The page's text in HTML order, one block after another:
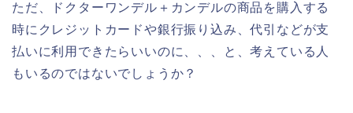
ただ、ドクターワンデル＋カンデルの商品を購入する
時にクレジットカードや銀行振り込み、代引などが支
払いに利用できたらいいのに、、、と、考えている人
もいるのではないでしょうか？